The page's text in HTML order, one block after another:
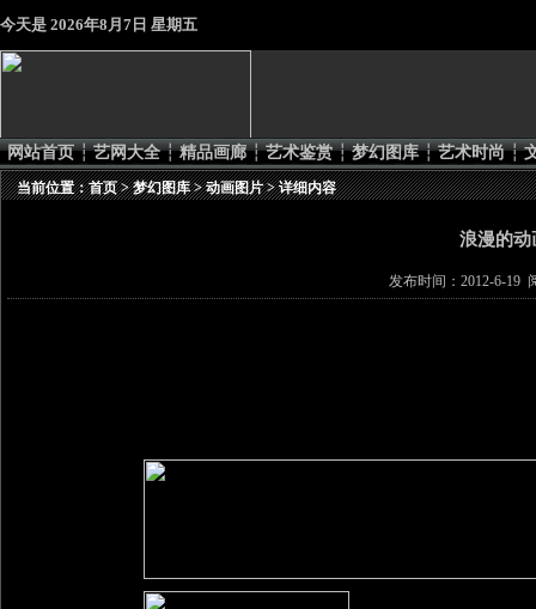
今天是 2026年8月7日 星期五
网站首页 ┆ 艺网大全 ┆ 精品画廊 ┆ 艺术鉴赏 ┆ 梦幻图库 ┆ 艺术时尚 ┆
当前位置：首页>梦幻图库>动画图片> 详细内容
浪漫的动
发布时间：2012-6-19